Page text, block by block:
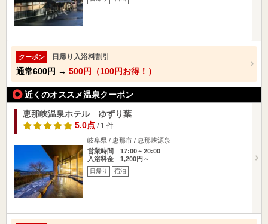
クーポン 日帰り入浴料割引
通常600円 → 500円（100円お得！）
近くのオススメ温泉クーポン
恵那峡温泉ホテル ゆずり葉
5.0点/ 1 件
岐阜県 / 恵那市 / 恵那峡源泉
営業時間 17:00～20:00
入浴料金 1,200円～
日帰り 宿泊